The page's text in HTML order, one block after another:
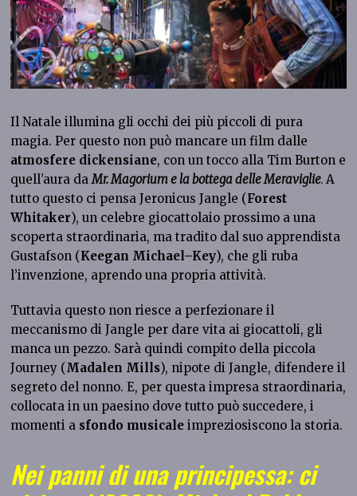
Il Natale illumina gli occhi dei più piccoli di pura
magia. Per questo non può mancare un film dalle
atmosfere dickensiane, con un tocco alla Tim Burton e
quell’aura daMr. Magorium e la bottega delle Meraviglie. A
tutto questo ci pensa Jeronicus Jangle (Forest
Whitaker), un celebre giocattolaio prossimo a una
scoperta straordinaria, ma tradito dal suo apprendista
Gustafson (Keegan Michael–Key), che gli ruba
l’invenzione, aprendo una propria attività.
Tuttavia questo non riesce a perfezionare il
meccanismo di Jangle per dare vita ai giocattoli, gli
manca un pezzo. Sarà quindi compito della piccola
Journey (Madalen Mills), nipote di Jangle, difendere il
segreto del nonno. E, per questa impresa straordinaria,
collocata in un paesino dove tutto può succedere, i
momenti a sfondo musicale impreziosiscono la storia.
Nei panni di una principessa: ci